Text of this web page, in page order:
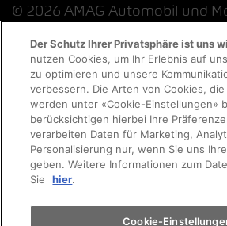
Probefahrt
Auto finden
© 2026 AMAG Automobil und
Datenschutzerklärung
Rechtliche Hinweise Online-Chat
Cookie-Richtlinie Impressum
Der Schutz Ihrer Privatsphäre ist uns
nutzen Cookies, um Ihr Erlebnis auf
zu optimieren und unsere
verbessern. Die Arten von Cookies,
werden unter «Cookie-Einstellungen»
berücksichtigen hierbei Ihre
verarbeiten Daten für Marketing,
Personalisierung nur, wenn Sie uns
geben. Weitere Informationen zum
Sie
hier.
Cookie-